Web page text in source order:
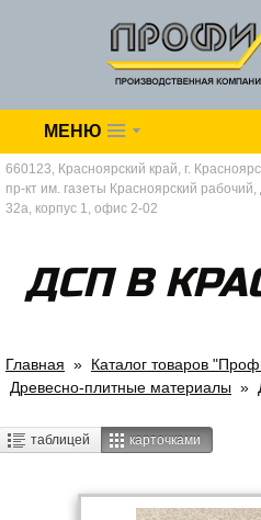
О
Доставка
МЕНЮ
660123, Красноярский край, г.
пр-кт им. газеты Красноярский
32а, корпус 1, офис 2-02
ДСП В
Главная » Каталог товаров
Древесно-плитные материалы »
таблицей карточками